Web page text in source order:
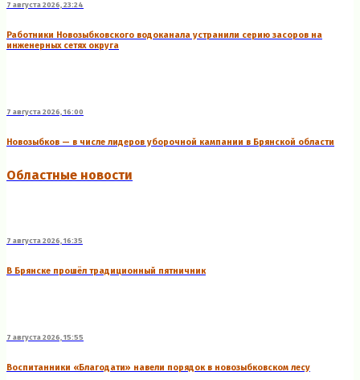
7 августа 2026, 23:24
Работники Новозыбковского водоканала устранили серию засоров на
инженерных сетях округа
7 августа 2026, 16:00
Новозыбков — в числе лидеров уборочной кампании в Брянской области
Областные новости
7 августа 2026, 16:35
В Брянске прошёл традиционный пятничник
7 августа 2026, 15:55
Воспитанники «Благодати» навели порядок в новозыбковском лесу